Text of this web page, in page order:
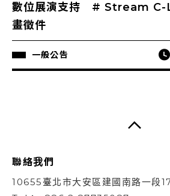
數位展演支持 # Stream C-
畫徵件
一般公告
聯絡我們
10655臺北市大安區建國南路一段